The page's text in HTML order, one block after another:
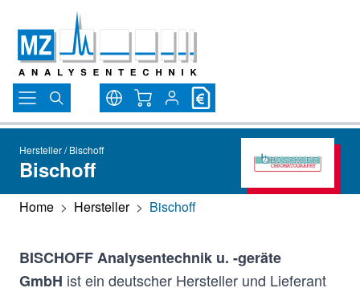
Direkt zum Inhalt
Warenkorb
Hersteller / Bischoff
Bischoff
Home > Hersteller > Bischoff
BISCHOFF Analysentechnik u. -geräte
GmbH ist ein deutscher Hersteller und Lieferant